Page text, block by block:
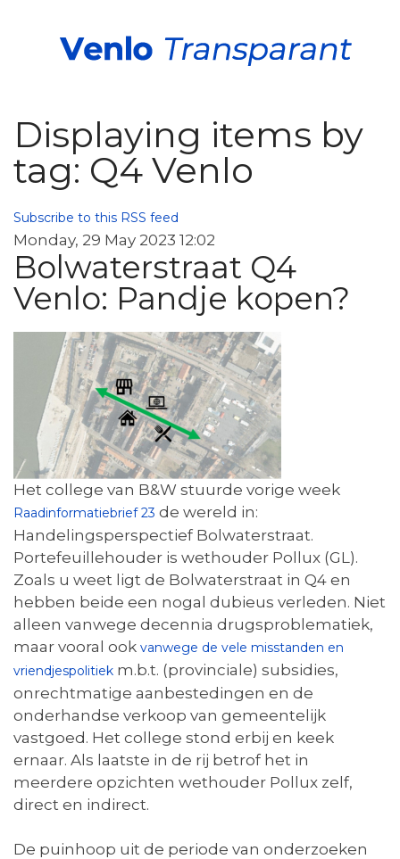
Displaying items by
tag: Q4 Venlo
Subscribe to this RSS feed
Monday, 29 May 2023 12:02
Bolwaterstraat Q4
Venlo: Pandje kopen?
Het college van B&W stuurde vorige week
Raadinformatiebrief 23 de wereld in:
Handelingsperspectief Bolwaterstraat.
Portefeuillehouder is wethouder Pollux (GL).
Zoals u weet ligt de Bolwaterstraat in Q4 en
hebben beide een nogal dubieus verleden. Niet
alleen vanwege decennia drugsproblematiek,
maar vooral ook vanwege de vele misstanden en
vriendjespolitiek m.b.t. (provinciale) subsidies,
onrechtmatige aanbestedingen en de
onderhandse verkoop van gemeentelijk
vastgoed. Het college stond erbij en keek
ernaar. Als laatste in de rij betrof het in
meerdere opzichten wethouder Pollux zelf,
direct en indirect.
De puinhoop uit de periode van onderzoeken